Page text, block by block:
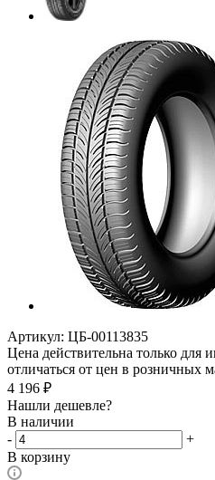
Артикул: ЦБ-00113835
Цена действительна только для
отличаться от цен в розничных
4 196 ₽
Нашли дешевле?
В наличии
-
+
В корзину